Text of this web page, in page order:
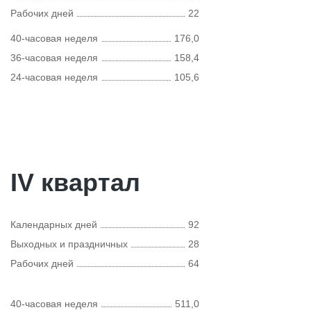
Рабочих дней
22
40-часовая неделя
176,0
36-часовая неделя
158,4
24-часовая неделя
105,6
IV квартал
Календарных дней
92
Выходных и праздничных
28
Рабочих дней
64
40-часовая неделя
511,0